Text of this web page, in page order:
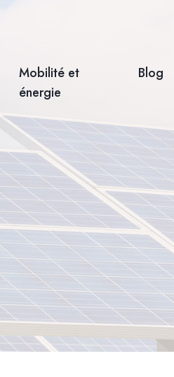
Mobilité et
énergie
Blog